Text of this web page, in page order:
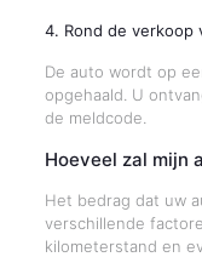
4. Rond de verkoop
De auto wordt op
opgehaald. U
de meldcode.
Hoeveel zal mijn
Het bedrag dat uw
verschillende
kilometerstand en